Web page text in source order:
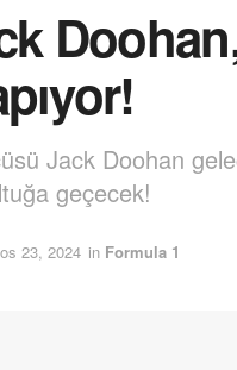
Jack Doohan
geçecek!
23, 2024 in Formula 1